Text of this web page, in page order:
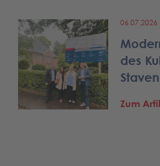
06.07.2026
des
Zum